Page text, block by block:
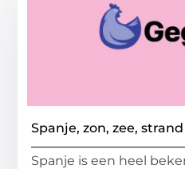
Spanje, zon, zee,
Spanje is een heel